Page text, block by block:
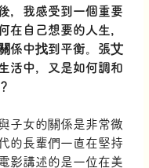
，我感受到一個重要
自己想要的人生，
係中找到平衡。張艾
活中，又是如何調和
子女的關係是非常微
的長輩們一直在堅持
影講述的是一位在美